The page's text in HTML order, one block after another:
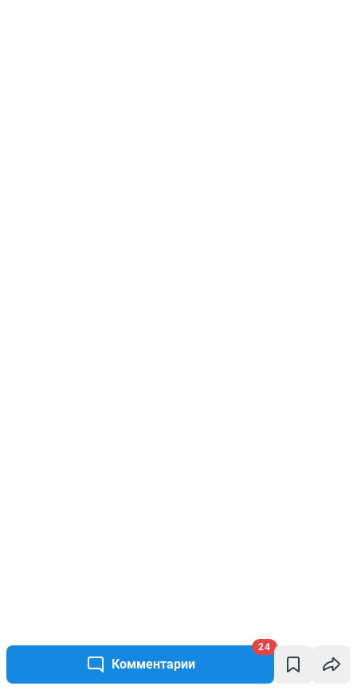
Комментарии
24